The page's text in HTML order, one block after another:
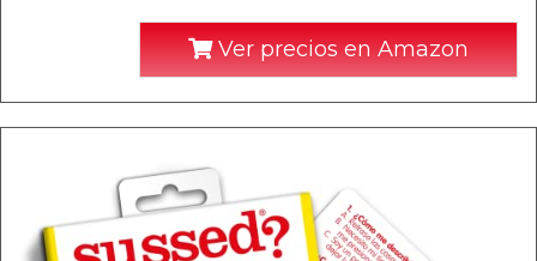
Ver precios en Amazon